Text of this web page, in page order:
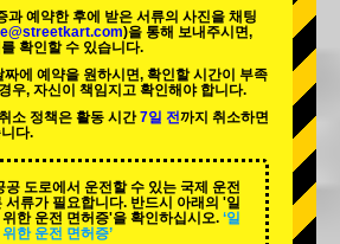
과 예약한 후에 받은 서류의 사진을 채팅
)을 통해 보내주시면,
확인할 수 있습니다.
짜에 예약을 원하시면, 확인할 시간이 부족
우, 자신이 책임지고 확인해야 합니다.
소 정책은 활동 시간7일 전까지 취소하면
다.
공 도로에서 운전할 수 있는 국제 운전
서류가 필요합니다. 반드시 아래의 '일
한 운전 면허증'을 확인하십시오. ‘일
한 운전 면허증’